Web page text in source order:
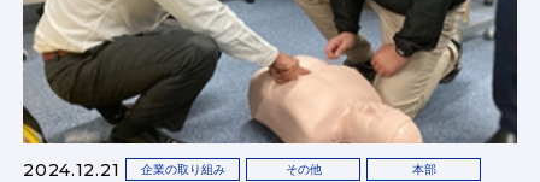
2024.12.21 企業の取り組み その他 本部